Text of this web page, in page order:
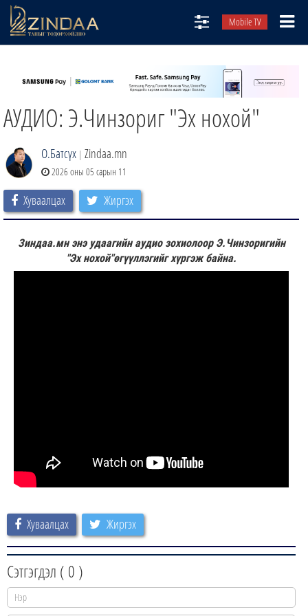
Mobile TV
ТВ8
ӨГЛӨӨНИЙ СОНИН
АУДИО ЗОХИОЛ
ЗИНДАА СЭТГҮҮЛ
АУДИО: Э.Чинзориг "Эх нохой"
О.Батсүх | Zindaa.mn
2026 оны 05 сарын 11
Хуваалцах Жиргэх
Зиндаа.мн энэ удаагийн аудио зохиолоор Э.Чинзоригийн
"Эх нохой"өгүүллэгийг хүргэж байна.
Хуваалцах Жиргэх
Сэтгэгдэл ( 0 )